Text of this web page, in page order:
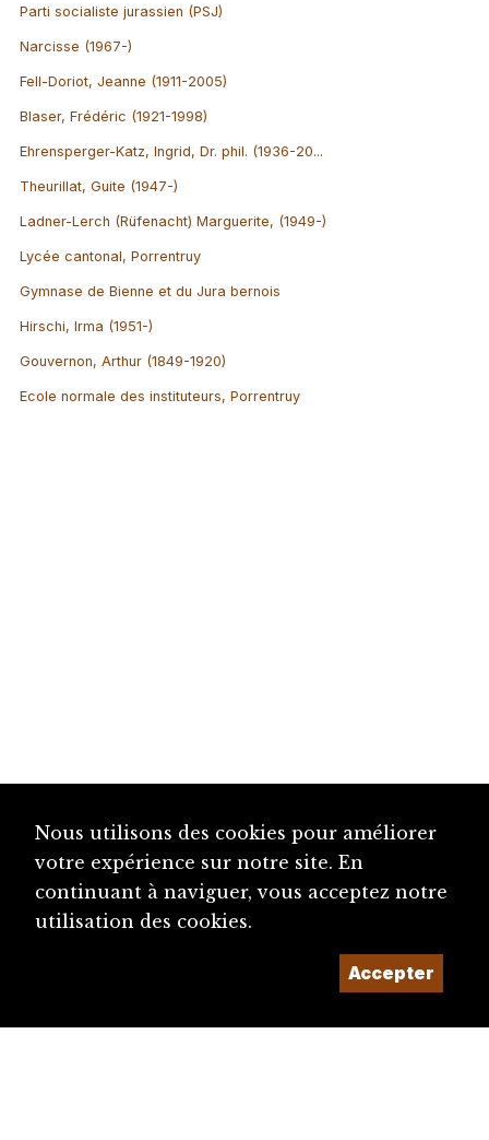
Parti socialiste jurassien (PSJ)
Narcisse (1967-)
Fell-Doriot, Jeanne (1911-2005)
Blaser, Frédéric (1921-1998)
Ehrensperger-Katz, Ingrid, Dr. phil. (1936-20...
Theurillat, Guite (1947-)
Ladner-Lerch (Rüfenacht) Marguerite, (1949-)
Lycée cantonal, Porrentruy
Gymnase de Bienne et du Jura bernois
Hirschi, Irma (1951-)
Gouvernon, Arthur (1849-1920)
Ecole normale des instituteurs, Porrentruy
Nous utilisons des cookies pour améliorer
votre expérience sur notre site. En
continuant à naviguer, vous acceptez notre
utilisation des cookies.
Accepter